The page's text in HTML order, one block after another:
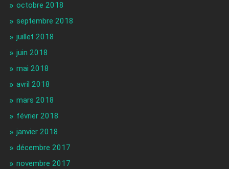
octobre 2018
septembre 2018
juillet 2018
juin 2018
mai 2018
avril 2018
mars 2018
février 2018
janvier 2018
décembre 2017
novembre 2017